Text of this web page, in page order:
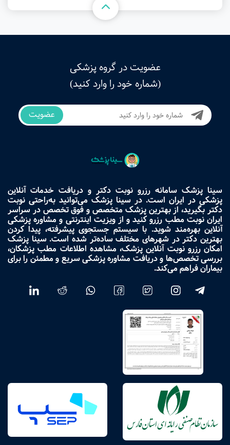
عضویت در گروه پزشکی
(شماره خود را وارد کنید)
عضویت
سینا پزشک سامانه رزرو نوبت دکتر و دریافت خدمات آنلاین
پزشکی در ایران است. در سینا پزشک می‌توانید به‌راحتی نوبت
دکتر بگیرید، از بهترین پزشک متخصص و فوق تخصص در سراسر
ایران نوبت مطب رزرو کنید و از ویزیت اینترنتی و مشاوره پزشکی
آنلاین بهره‌مند شوید. با سیستم جستجوی پیشرفته، پیدا کردن
بهترین دکتر در شهرهای مختلف ساده‌تر شده است. سینا پزشک
امکان رزرو نوبت آنلاین پزشک، مشاهده اطلاعات مطب پزشکان،
بررسی تخصص‌ها و دریافت مشاوره پزشکی سریع و مطمئن را برای
بیماران فراهم می‌کند.